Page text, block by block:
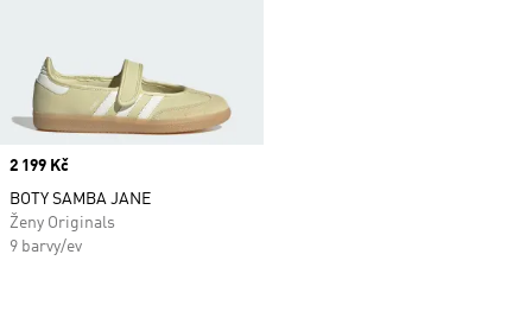
Price
2 199 Kč
BOTY SAMBA JANE
Ženy Originals
9 barvy/ev